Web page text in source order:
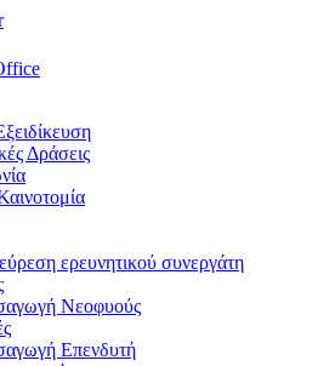
Δράσεις
ερευνητικού συνεργάτη
Νεοφυούς
Επενδυτή